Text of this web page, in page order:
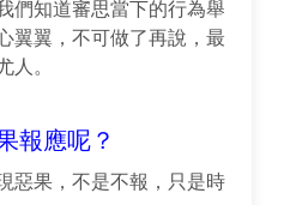
們知道審思當下的行為舉
翼翼，不可做了再說，最
。
報應呢？
惡果，不是不報，只是時